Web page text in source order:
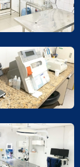
EM GUARULHOS
VETERINÁRIA EM
VETERINÁRIA EM
PARA GATOS
PARA CACHORROS
DE ANIMAIS SILVESTRES
URGENTE
DE PLANTÃO
24 HORAS